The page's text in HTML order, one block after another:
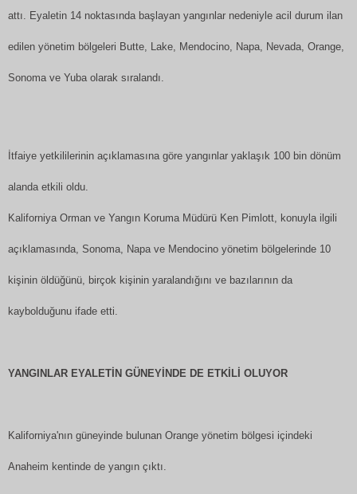
attı. Eyaletin 14 noktasında başlayan yangınlar nedeniyle acil durum ilan
edilen yönetim bölgeleri Butte, Lake, Mendocino, Napa, Nevada, Orange,
Sonoma ve Yuba olarak sıralandı.
İtfaiye yetkililerinin açıklamasına göre yangınlar yaklaşık 100 bin dönüm
alanda etkili oldu.
Kaliforniya Orman ve Yangın Koruma Müdürü Ken Pimlott, konuyla ilgili
açıklamasında, Sonoma, Napa ve Mendocino yönetim bölgelerinde 10
kişinin öldüğünü, birçok kişinin yaralandığını ve bazılarının da
kaybolduğunu ifade etti.
YANGINLAR EYALETİN GÜNEYİNDE DE ETKİLİ OLUYOR
Kaliforniya'nın güneyinde bulunan Orange yönetim bölgesi içindeki
Anaheim kentinde de yangın çıktı.